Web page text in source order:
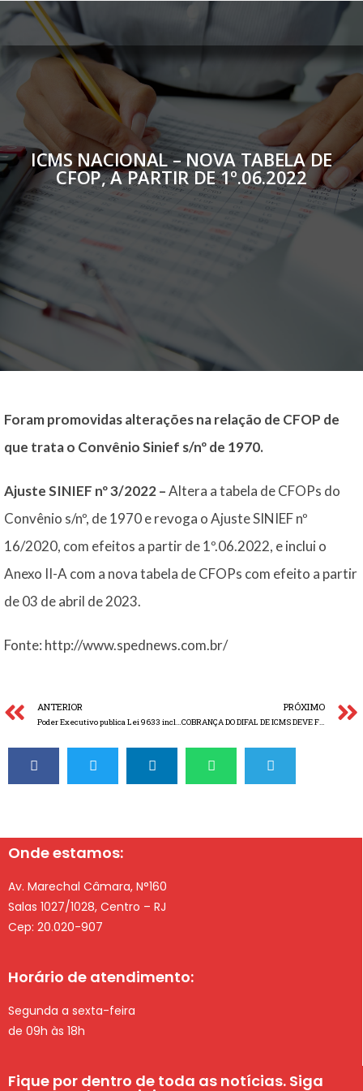
ICMS NACIONAL – NOVA TABELA DE
CFOP, A PARTIR DE 1º.06.2022
Foram promovidas alterações na relação de CFOP de
que trata o Convênio Sinief s/nº de 1970.
Ajuste SINIEF nº 3/2022 –Altera a tabela de CFOPs do
Convênio s/nº, de 1970 e revoga o Ajuste SINIEF nº
16/2020, com efeitos a partir de 1º.06.2022, e inclui o
Anexo II-A com a nova tabela de CFOPs com efeito a partir
de 03 de abril de 2023.
Fonte: http://www.spednews.com.br/
ANTERIOR PRÓXIMO
COBRANÇA DO DIFAL DE ICMS DEVE FICAR PARA 2023
Onde estamos:
Av. Marechal Câmara, N°160
Salas 1027/1028, Centro – RJ
Cep: 20.020-907
Horário de atendimento:
Segunda a sexta-feira
de 09h às 18h
Fique por dentro de toda as notícias. Siga